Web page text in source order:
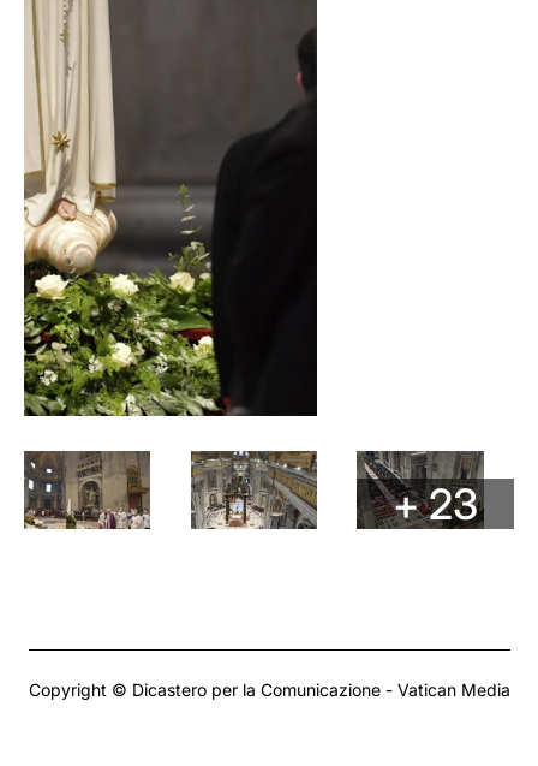
+ 23
Copyright © Dicastero per la Comunicazione - Vatican Media